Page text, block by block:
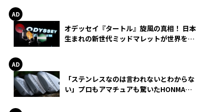
オデッセイ『タートル』旋風の真相！ 日本
生まれの新世代ミッドマレットが世界を席
「ステンレスなのは言われないとわからな
い」プロもアマチュアも驚いたHONMA